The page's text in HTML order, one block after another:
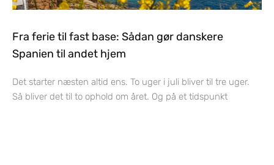
Fra ferie til fast base: Sådan gør danskere
Spanien til andet hjem
Det starter næsten altid ens. To uger i juli bliver til tre uger.
Så bliver det til to ophold om året. Og på et tidspunkt